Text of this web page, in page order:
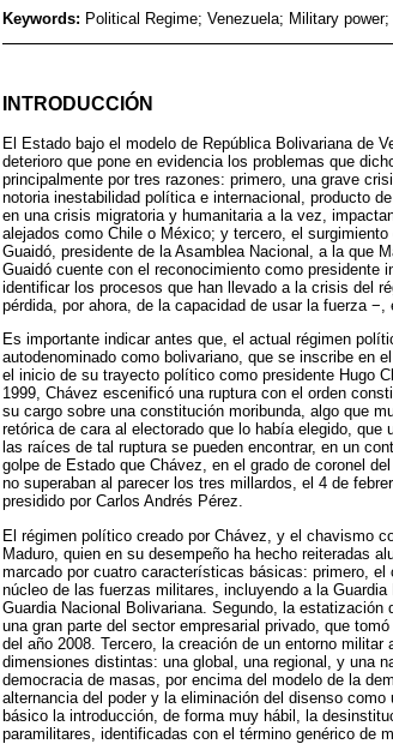
Keywords: Political Regime; Venezuela; Military
INTRODUCCIÓN
El Estado bajo el modelo de República Bolivariana de
deterioro que pone en evidencia los problemas que
principalmente por tres razones: primero, una grave
notoria inestabilidad política e internacional, producto
en una crisis migratoria y humanitaria a la vez,
alejados como Chile o México; y tercero, el
Guaidó, presidente de la Asamblea Nacional, a la que
Guaidó cuente con el reconocimiento como presidente
identificar los procesos que han llevado a la crisis del
pérdida, por ahora, de la capacidad de usar la fuerza
Es importante indicar antes que, el actual régimen
autodenominado como bolivariano, que se inscribe en
el inicio de su trayecto político como presidente Hugo
1999, Chávez escenificó una ruptura con el orden
su cargo sobre una constitución moribunda, algo que
retórica de cara al electorado que lo había elegido,
las raíces de tal ruptura se pueden encontrar, en un
golpe de Estado que Chávez, en el grado de coronel
no superaban al parecer los tres millardos, el 4 de
presidido por Carlos Andrés Pérez.
El régimen político creado por Chávez, y el chavismo
Maduro, quien en su desempeño ha hecho reiteradas
marcado por cuatro características básicas: primero,
núcleo de las fuerzas militares, incluyendo a la
Guardia Nacional Bolivariana. Segundo, la
una gran parte del sector empresarial privado, que
del año 2008. Tercero, la creación de un entorno
dimensiones distintas: una global, una regional, y una
democracia de masas, por encima del modelo de la
alternancia del poder y la eliminación del disenso
básico la introducción, de forma muy hábil, la
paramilitares, identificadas con el término genérico de